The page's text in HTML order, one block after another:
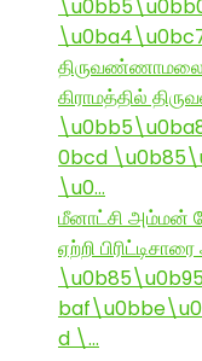
திருவண்ணாமலை
கிராமத்தில்
0bcd
\u0…
மீனாட்சி அம்மன்
ஏற்றி
d \…